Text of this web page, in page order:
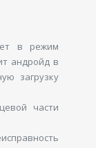
в режим
андройд в
загрузку
части